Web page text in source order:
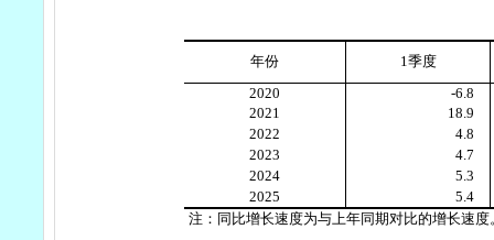
年份 1季度
2020
-6.8
2021
18.9
2022
4.8
2023
4.7
2024
5.3
2025
5.4
注：同比增长速度为与上年同期对比的增长速度